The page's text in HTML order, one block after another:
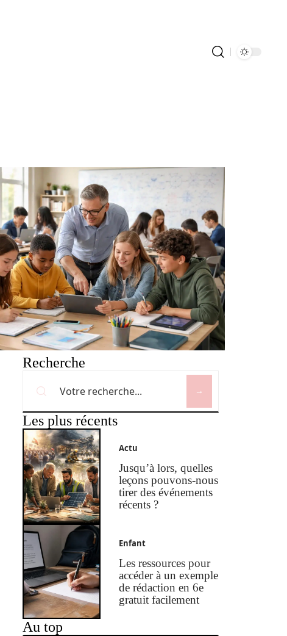
Recherche
Les plus récents
Actu
Jusqu’à lors, quelles
leçons pouvons-nous
tirer des événements
récents ?
Enfant
Les ressources pour
accéder à un exemple
de rédaction en 6e
gratuit facilement
Au top